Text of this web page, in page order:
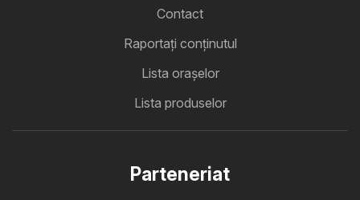
Contact
Raportați conținutul
Lista oraşelor
Lista produselor
Parteneriat